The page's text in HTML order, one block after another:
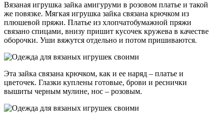
Вязаная игрушка зайка амигуруми в розовом платье и такой
же повязке. Мягкая игрушка зайка связана крючком из
плюшевой пряжи. Платье из хлопчатобумажной пряжи
связано спицами, внизу пришит кусочек кружева в качестве
оборочки. Уши вяжутся отдельно и потом пришиваются.
Эта зайка связана крючком, как и ее наряд – платье и
цветочек. Глазки куплены готовые, брови и реснички
вышиты черным мулине, нос – розовым.